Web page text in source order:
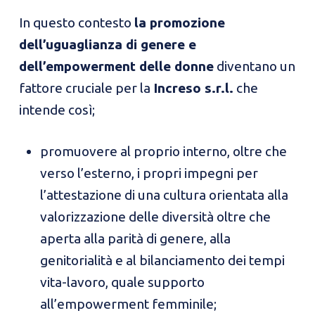
In questo contesto la promozione
dell’uguaglianza di genere e
dell’empowerment delle donnediventano un
fattore cruciale per la Increso s.r.l. che
intende così;
promuovere al proprio interno, oltre che
verso l’esterno, i propri impegni per
l’attestazione di una cultura orientata alla
valorizzazione delle diversità oltre che
aperta alla parità di genere, alla
genitorialità e al bilanciamento dei tempi
vita-lavoro, quale supporto
all’empowerment femminile;